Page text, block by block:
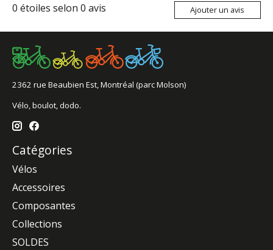
0 étoiles selon 0 avis Ajouter un avis
2362 rue Beaubien Est, Montréal (parc Molson)
Vélo, boulot, dodo.
Catégories
Vélos
Accessoires
Composantes
Collections
SOLDES